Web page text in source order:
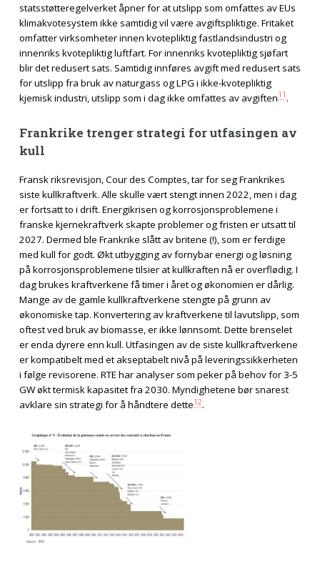
statsstøtteregelverket åpner for at utslipp som omfattes av EUs
klimakvotesystem ikke samtidig vil være avgiftspliktige. Fritaket
omfatter virksomheter innen kvotepliktig fastlandsindustri og
innenriks kvotepliktig luftfart. For innenriks kvotepliktig sjøfart
blir det redusert sats. Samtidig innføres avgift med redusert sats
for utslipp fra bruk av naturgass og LPG i ikke-kvotepliktig
kjemisk industri, utslipp som i dag ikke omfattes av avgiften11.
Frankrike trenger strategi for utfasingen av
kull
Fransk riksrevisjon, Cour des Comptes, tar for seg Frankrikes
siste kullkraftverk. Alle skulle vært stengt innen 2022, men i dag
er fortsatt to i drift. Energikrisen og korrosjonsproblemene i
franske kjernekraftverk skapte problemer og fristen er utsatt til
2027. Dermed ble Frankrike slått av britene (!), som er ferdige
med kull for godt. Økt utbygging av fornybar energi og løsning
på korrosjonsproblemene tilsier at kullkraften nå er overflødig. I
dag brukes kraftverkene få timer i året og økonomien er dårlig.
Mange av de gamle kullkraftverkene stengte på grunn av
økonomiske tap. Konvertering av kraftverkene til lavutslipp, som
oftest ved bruk av biomasse, er ikke lønnsomt. Dette brenselet
er enda dyrere enn kull. Utfasingen av de siste kullkraftverkene
er kompatibelt med et akseptabelt nivå på leveringssikkerheten
i følge revisorene. RTE har analyser som peker på behov for 3-5
GW økt termisk kapasitet fra 2030. Myndighetene bør snarest
avklare sin strategi for å håndtere dette12.